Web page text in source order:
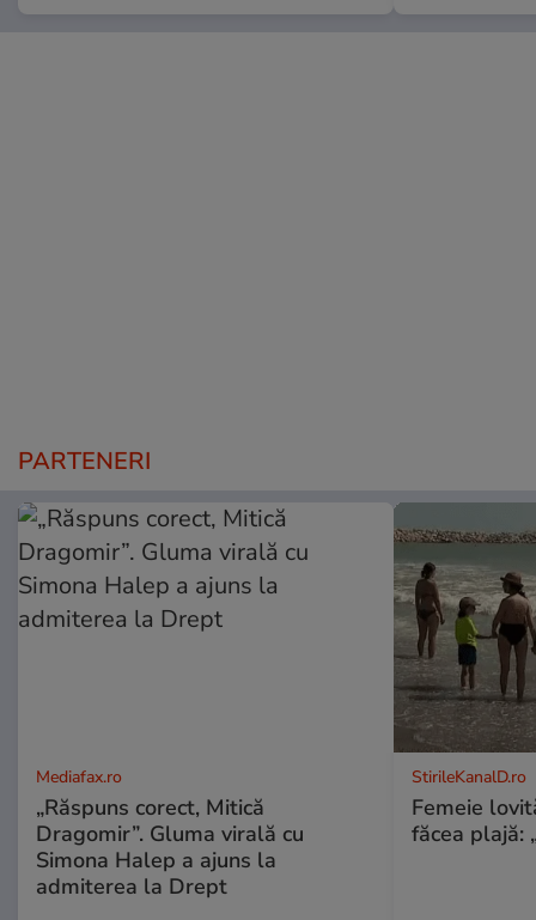
PARTENERI
Mediafax.ro
„Răspuns corect, Mitică
Dragomir”. Gluma virală cu
Simona Halep a ajuns la
admiterea la Drept
StirileKanalD.ro
Femeie
făcea plajă: